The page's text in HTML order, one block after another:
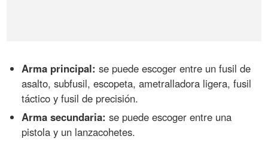
Arma principal: se puede escoger entre un fusil de
asalto, subfusil, escopeta, ametralladora ligera, fusil
táctico y fusil de precisión.
Arma secundaria: se puede escoger entre una
pistola y un lanzacohetes.